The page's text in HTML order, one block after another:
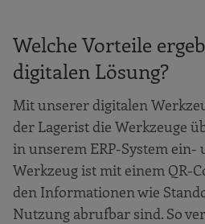
Welche Vorteile
digitalen Lösung?
Mit unserer digitalen
der Lagerist die Werkzeuge
in unserem ERP-System ein-
Werkzeug ist mit einem QR-
den Informationen wie
Nutzung abrufbar sind. So